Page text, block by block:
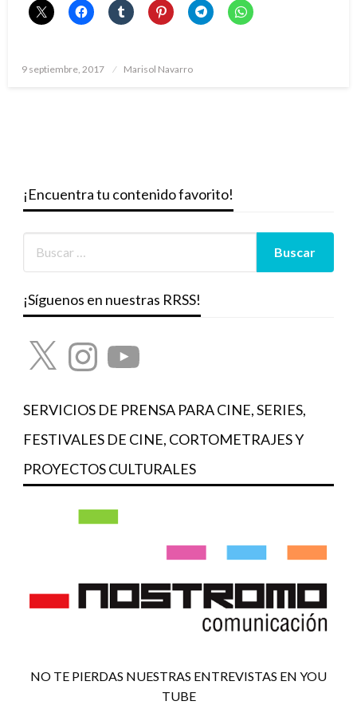
Publicado
9 septiembre, 2017 Marisol Navarro
¡Encuentra tu contenido favorito!
¡Síguenos en nuestras RRSS!
X InstagramYouTube
SERVICIOS DE PRENSA PARA CINE, SERIES,
FESTIVALES DE CINE, CORTOMETRAJES Y
PROYECTOS CULTURALES
NO TE PIERDAS NUESTRAS ENTREVISTAS EN YOU
TUBE